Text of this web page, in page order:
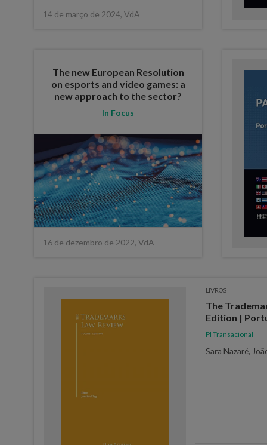
14 de março de 2024, VdA
The new European Resolution
on esports and video games: a
new approach to the sector?
In Focus
16 de dezembro de 2022, VdA
LIVROS
The
Edition |
PI Transacional
Sara Nazaré,